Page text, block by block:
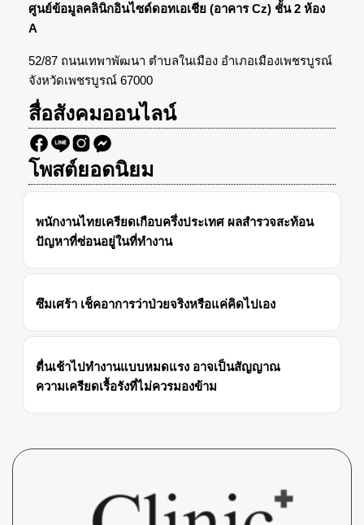
ศูนย์ข้อมูลคลินิกอินไซด์ดอทเอเชีย (อาคาร Cz) ชั้น 2 ห้อง
A
52/87 ถนนเทพาพัฒนา ตำบลในเมือง อำเภอเมืองเพชรบูรณ์
จังหวัดเพชรบูรณ์ 67000
สื่อสังคมออนไลน์
โพสต์ยอดนิยม
พนักงานไทยเครียดเกือบครึ่งประเทศ ผลสำรวจสะท้อน
ปัญหาที่ซ่อนอยู่ในที่ทำงาน
ซึมเศร้า เช็คอาการว่าป่วยจริงหรือแค่คิดไปเอง
ตื่นเช้าไปทำงานแบบหมดแรง อาจเป็นสัญญาณ
ความเครียดเรื้อรังที่ไม่ควรมองข้าม